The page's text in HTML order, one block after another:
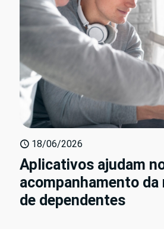
18/06/2026
Aplicativos ajudam
acompanhamento da
de dependentes